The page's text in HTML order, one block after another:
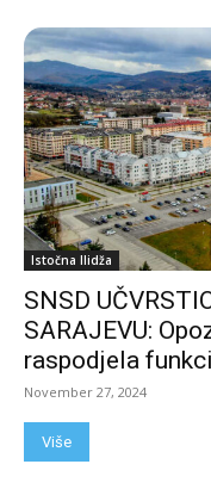
Istočna Ilidža
SNSD
SARAJEVU:
raspodjela
November 27, 2024
Više